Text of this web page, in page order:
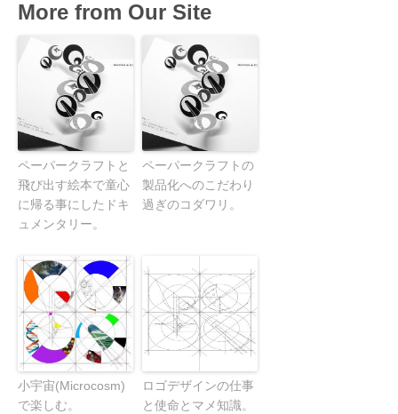
More from Our Site
ペーパークラフトと
飛び出す絵本で童心
に帰る事にしたドキ
ュメンタリー。
ペーパークラフトの
製品化へのこだわり
過ぎのコダワリ。
小宇宙(Microcosm)
で楽しむ。
ロゴデザインの仕事
と使命とマメ知識。